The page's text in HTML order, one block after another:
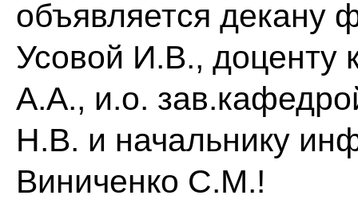
объявляется декану
Усовой И.В.,
А.А., и.о.
Н.В. и начальнику
Виниченко С.М.!